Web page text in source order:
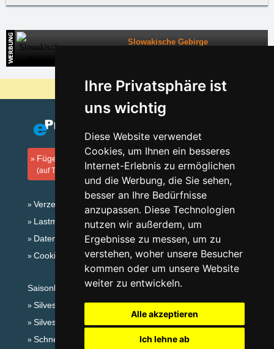
Ihre Privatsphäre ist
uns wichtig
Diese Website verwendet
Cookies, um Ihnen ein besseres
Internet-Erlebnis zu ermöglichen
und die Werbung, die Sie sehen,
besser an Ihre Bedürfnisse
anzupassen. Diese Technologien
nutzen wir außerdem, um
Ergebnisse zu messen, um zu
verstehen, woher unsere Besucher
kommen oder um unsere Website
weiter zu entwickeln.
Alle akzeptieren
Ich lehne ab
Slowakische Gebirge
Warum sind unsere Server am billigsten?
Fügen Sie Ihre Unterkunft hinzu
(auf Tschechisch)
Verzeichnis der Unterkunft
Lastminute Lausitzergebirge und Böhm.Schweiz
Datenschutz
Cookies
Saisonlinks:
Silvester Lausitzergebirge und Böhm.Schweiz
Silvester im Gebirge 2025/26
Schneehöhen